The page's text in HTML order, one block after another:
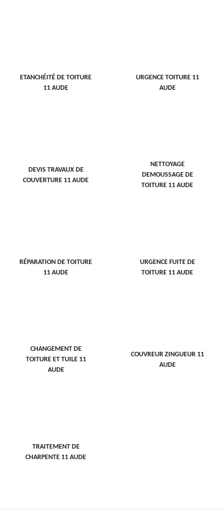
ETANCHÉITÉ DE TOITURE
11 AUDE
URGENCE TOITURE 11
AUDE
DEVIS TRAVAUX DE
COUVERTURE 11 AUDE
NETTOYAGE
DEMOUSSAGE DE
TOITURE 11 AUDE
RÉPARATION DE TOITURE
11 AUDE
URGENCE FUITE DE
TOITURE 11 AUDE
CHANGEMENT DE
TOITURE ET TUILE 11
AUDE
COUVREUR ZINGUEUR 11
AUDE
TRAITEMENT DE
CHARPENTE 11 AUDE